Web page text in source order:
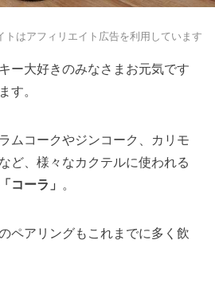
トはアフィリエイト広告を利用しています
ー大好きのみなさまお元気です
す。
ムコークやジンコーク、カリモ
ど、様々なカクテルに使われる
「コーラ」 。
ペアリングもこれまでに多く飲